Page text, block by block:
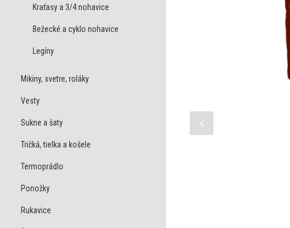
Kraťasy a 3/4 nohavice
Bežecké a cyklo nohavice
Legíny
Mikiny, svetre, roláky
Vesty
Sukne a šaty
Tričká, tielka a košele
Termoprádlo
Ponožky
Rukavice